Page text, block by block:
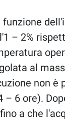
– 2%
al
non
– 6 ore).
a che